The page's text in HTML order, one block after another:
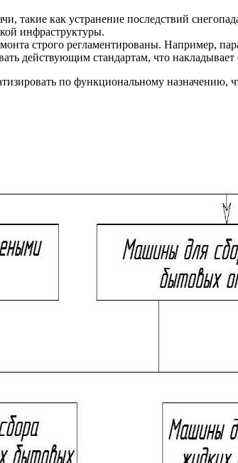
такие как устранение последствий
инфраструктуры.
строго регламентированы. Например,
действующим стандартам, что
по функциональному назначению,